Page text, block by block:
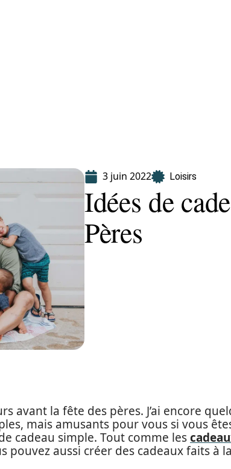
3 juin 2022 Loisirs
Idées de
Pères
avant la fête des pères. J’ai encore
mais amusants pour vous si vous
cadeau simple. Tout comme les
pouvez aussi créer des cadeaux faits à